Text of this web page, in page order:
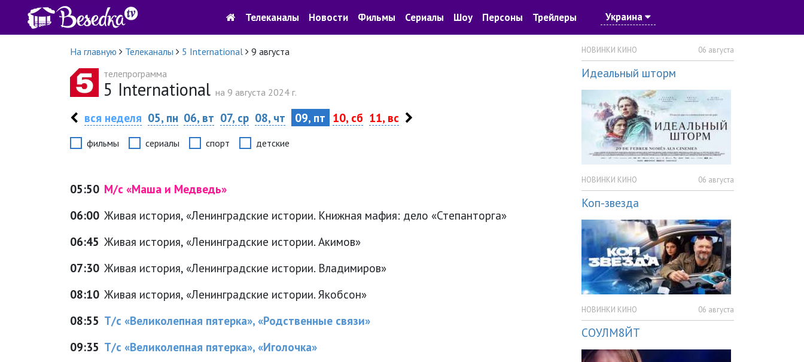
Телеканалы Новости Фильмы Сериалы Шоу Персоны Трейлеры Украина
На главную Телеканалы 5 International
9 августа
телепрограмма
5 International на 9 августа 2024 г.
вся неделя 05, пн 06, вт 07, ср 08, чт 09, пт 10, сб 11, вс
фильмы сериалы спорт детские
05:50 М/с «Маша и Медведь»
06:00 Живая история, «Ленинградские истории. Книжная мафия: дело «Степанторга»
06:45 Живая история, «Ленинградские истории. Акимов»
07:30 Живая история, «Ленинградские истории. Владимиров»
08:10 Живая история, «Ленинградские истории. Якобсон»
08:55 Т/с «Великолепная пятерка», «Родственные связи»
09:35 Т/с «Великолепная пятерка», «Иголочка»
НОВИНКИ КИНО 06 августа
Идеальный шторм
НОВИНКИ КИНО 06 августа
Коп-звезда
НОВИНКИ КИНО 06 августа
СОУЛМ8ЙТ